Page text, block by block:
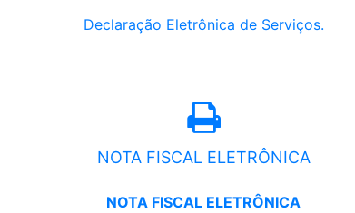
Declaração Eletrônica de Serviços.
NOTA FISCAL ELETRÔNICA
NOTA FISCAL ELETRÔNICA